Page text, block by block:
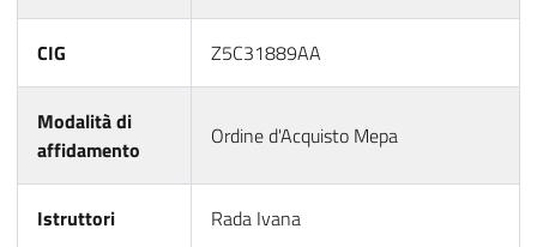
CIG Z5C31889AA
Modalità di
affidamento
Ordine d'Acquisto Mepa
Istruttori Rada Ivana